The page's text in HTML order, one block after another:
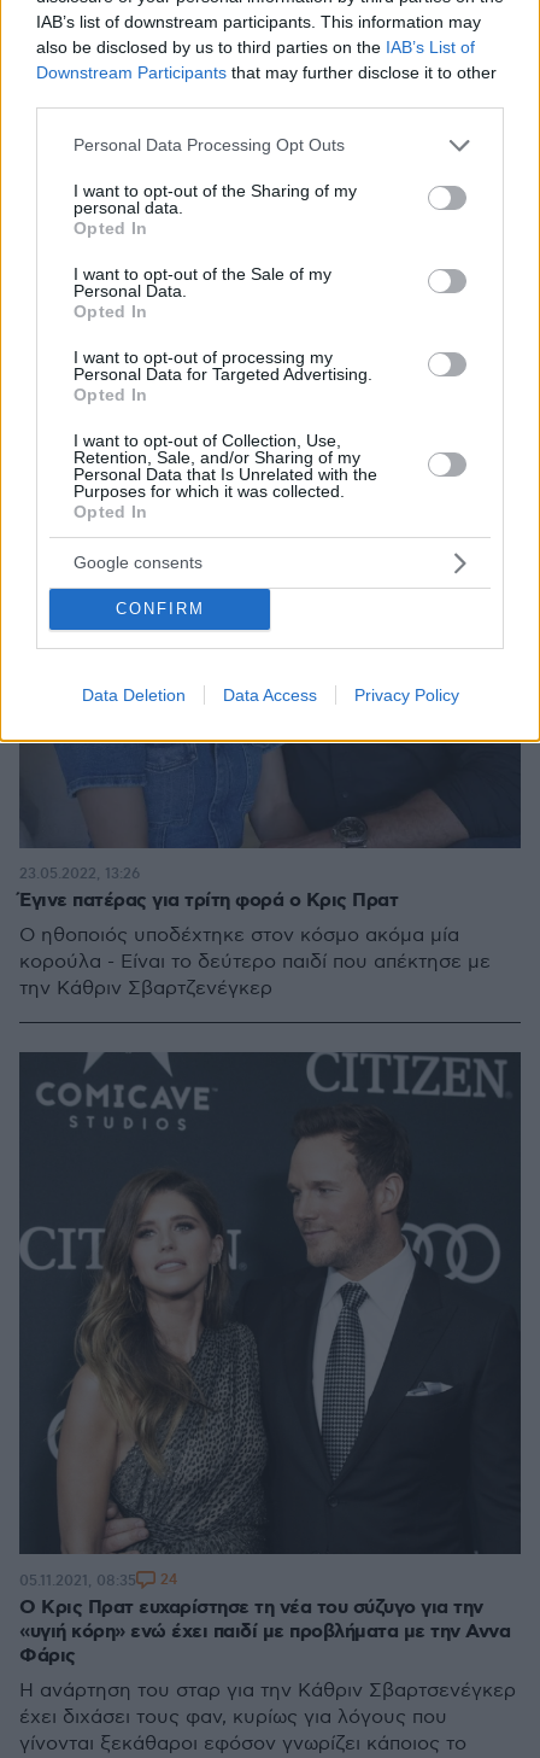
IAB’s list of downstream participants. This information may
also be disclosed by us to third parties on the IAB’s List of
Downstream Participants that may further disclose it to other
Please note that this website/app uses one or more Google
not limited to your visit or usage behaviour. You may click to
grant or deny consent to Google and its third-party tags to
use your data for below specified purposes in below Google
consent section.
Personal Data Processing Opt Outs
I want to opt-out of the Sharing of my
personal data.
Opted In
I want to opt-out of the Sale of my
Personal Data.
Opted In
I want to opt-out of processing my
Personal Data for Targeted Advertising.
Opted In
I want to opt-out of Collection, Use,
Retention, Sale, and/or Sharing of my
Personal Data that Is Unrelated with the
Purposes for which it was collected.
Opted In
Google consents
CONFIRM
Data Deletion Data Access Privacy Policy
«Ghostbusters», Ιβάν Ράιτμαν για κακοποιητική
συμπεριφορά
συνεργείο και μου φώναζε συνεχώς» περιγράφει
20.10.2022, 20:04
Έγινε πατέρας για τρίτη φορά ο Κρις Πρατ
Ο ηθοποιός υποδέχτηκε στον κόσμο ακόμα μία
κορούλα - Είναι το δεύτερο παιδί που απέκτησε με
την Κάθριν Σβαρτζενέγκερ
23.05.2022, 13:26
O Κρις Πρατ ευχαρίστησε τη νέα του σύζυγο για την
«υγιή κόρη» ενώ έχει παιδί με προβλήματα με την Αννα
Φάρις
Η ανάρτηση του σταρ για την Κάθριν Σβαρτσενέγκερ
έχει διχάσει τους φαν, κυρίως για λόγους που
γίνονται ξεκάθαροι εφόσον γνωρίζει κάποιος το
05.11.2021, 08:35 24